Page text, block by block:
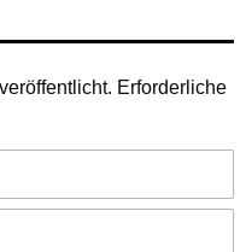
Erforderliche